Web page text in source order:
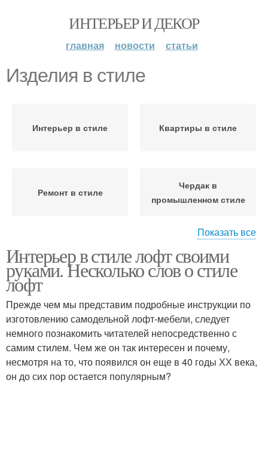
ИНТЕРЬЕР И ДЕКОР
главная новости статьи
Изделия в стиле
Интерьер в стиле Квартиры в стиле
Ремонт в стиле
Чердак в
промышленном стиле
Мебели в стиле Отделка в стиле
Показать все
Интерьер в стиле лофт своими
руками. Несколько слов о стиле
лофт
Прежде чем мы представим подробные инструкции по
изготовлению самодельной лофт-мебели, следует
немного познакомить читателей непосредственно с
самим стилем. Чем же он так интересен и почему,
несмотря на то, что появился он еще в 40 годы ХХ века,
он до сих пор остается популярным?